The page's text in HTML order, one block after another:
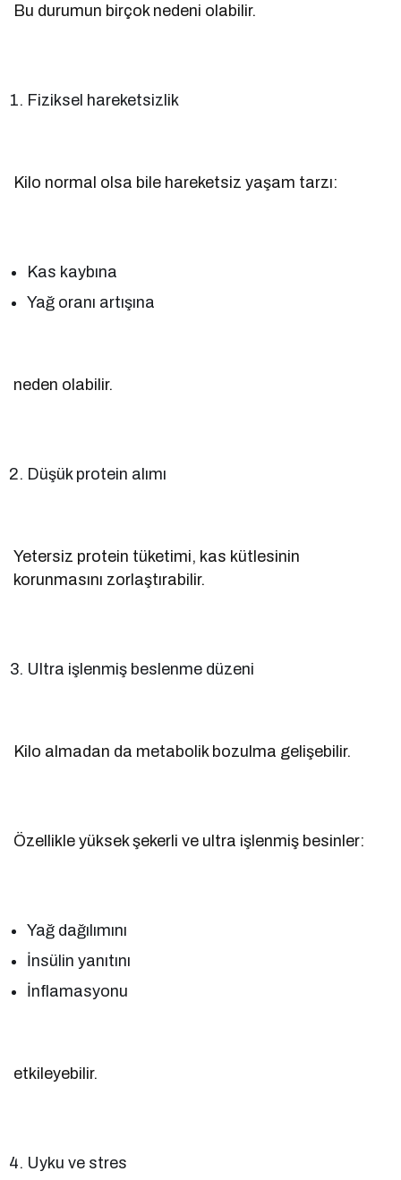
Bu durumun birçok nedeni olabilir.
Fiziksel hareketsizlik
Kilo normal olsa bile hareketsiz yaşam tarzı:
Kas kaybına
Yağ oranı artışına
neden olabilir.
Düşük protein alımı
Yetersiz protein tüketimi, kas kütlesinin
korunmasını zorlaştırabilir.
Ultra işlenmiş beslenme düzeni
Kilo almadan da metabolik bozulma gelişebilir.
Özellikle yüksek şekerli ve ultra işlenmiş besinler:
Yağ dağılımını
İnsülin yanıtını
İnflamasyonu
etkileyebilir.
Uyku ve stres